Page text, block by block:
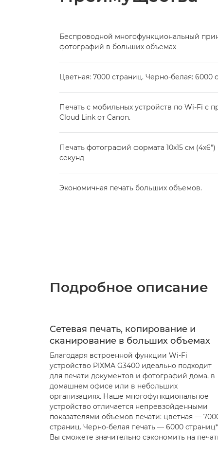
Беспроводной многофункциональный
фотографий в больших объемах
Цветная: 7000 страниц. Черно-белая: 6000
Печать с мобильных устройств по Wi-Fi с
Cloud Link от Canon.
Печать фотографий формата 10x15 см
секунд
Экономичная печать больших объемов.
Подробное описание
Сетевая печать, копирование и
сканирование в больших объемах
Благодаря встроенной функции Wi-Fi
устройство PIXMA G3400 идеально подходит
для печати документов и фотографий дома, в
домашнем офисе или в небольших
организациях. Наше многофункциональное
устройство отличается непревзойденными
показателями объемов печати: цветная —
страниц. Черно-белая печать — 6000
Вы сможете значительно сэкономить на